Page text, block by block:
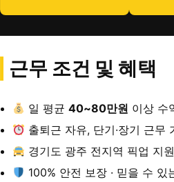
근무 조건 및 혜택
일 평균40~80만원 이상 수
출퇴근 자유, 단기·장기 근무
경기도 광주 전지역 픽업 지원
100% 안전 보장 · 믿을 수 있